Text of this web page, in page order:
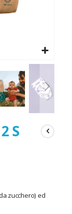
S
zucchero) ed